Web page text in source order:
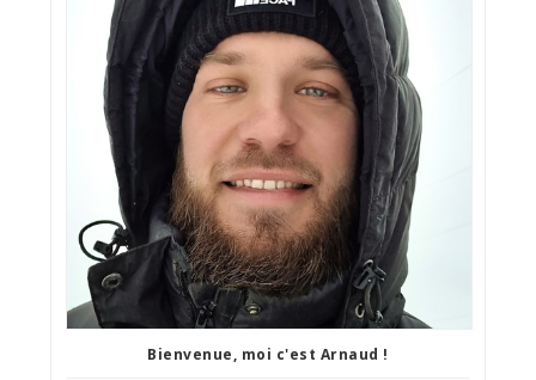
Bienvenue, moi c'est Arnaud !